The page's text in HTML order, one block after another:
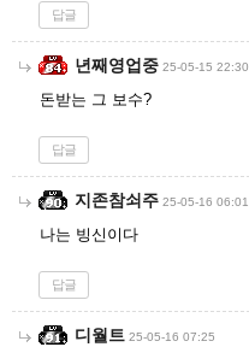
답글
년째영업중 25-05-15 22:30
돈받는 그 보수?
답글
지존참쇠주 25-05-16 06:01
나는 빙신이다
답글
디월트 25-05-16 07:25